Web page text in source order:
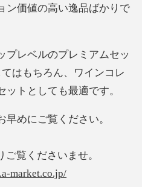
ン価値の高い逸品ばかりで
プレベルのプレミアムセッ
はもちろん、ワインコレ
トとしても最適です。
めにご覧ください。
覧くださいませ。
market.co.jp/